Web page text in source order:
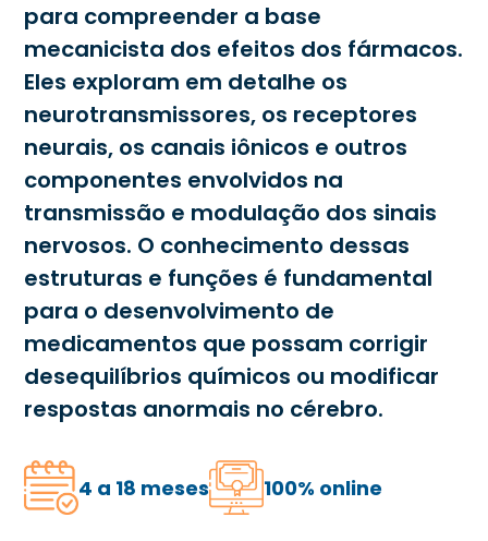
para compreender a base
mecanicista dos efeitos dos fármacos.
Eles exploram em detalhe os
neurotransmissores, os receptores
neurais, os canais iônicos e outros
componentes envolvidos na
transmissão e modulação dos sinais
nervosos. O conhecimento dessas
estruturas e funções é fundamental
para o desenvolvimento de
medicamentos que possam corrigir
desequilíbrios químicos ou modificar
respostas anormais no cérebro.
4 a 18 meses 100% online